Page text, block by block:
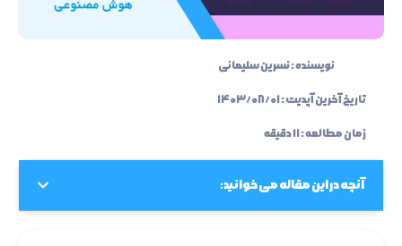
نویسنده :نسرین سلیمانی
تاریخ آخرین آپدیت :۱۴۰۳/۰۸/۰۱
زمان مطالعه : ۱۱ دقیقه
آنچه در این مقاله می خوانید: